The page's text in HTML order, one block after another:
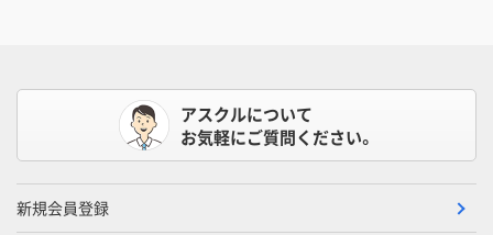
アスクルについて
お気軽にご質問ください。
新規会員登録